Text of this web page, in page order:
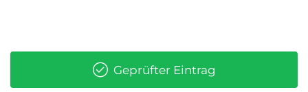
Geprüfter Eintrag